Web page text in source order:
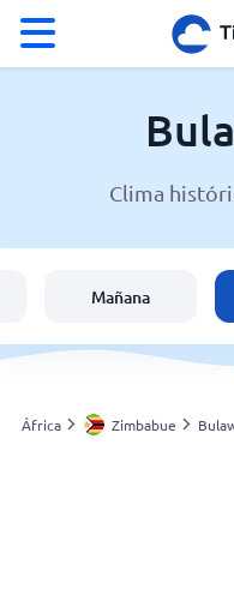
El clima en Bulawayo
España
Argentina
Clima
Mañana
África Zimbabue